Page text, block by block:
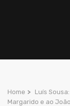
Home > Luís
Margarido e ao